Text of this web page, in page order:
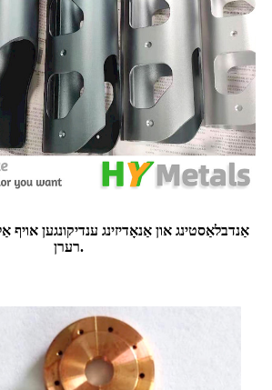
אַנדבלאַסטינג און אַנאָדיזינג ענדיקונגען אויף
רערן.